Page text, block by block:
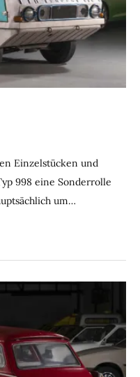
Einzelstücken und
998 eine Sonderrolle
um…